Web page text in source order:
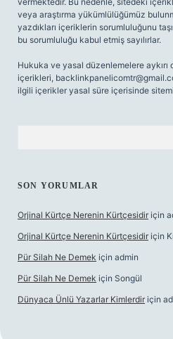
veya araştırma yükümlülüğümüz
yazdıkları içeriklerin sorumluluğunu
bu sorumluluğu kabul etmiş sayılırlar.
Hukuka ve yasal düzenlemelere
içerikleri,
ilgili içerikler yasal süre içerisinde
SON YORUMLAR
Orjinal Kürtçe Nerenin Kürtçesidir için
Orjinal Kürtçe Nerenin Kürtçesidir için
Pür Silah Ne Demek için admin
Pür Silah Ne Demek için Songül
Dünyaca Ünlü Yazarlar Kimlerdir için